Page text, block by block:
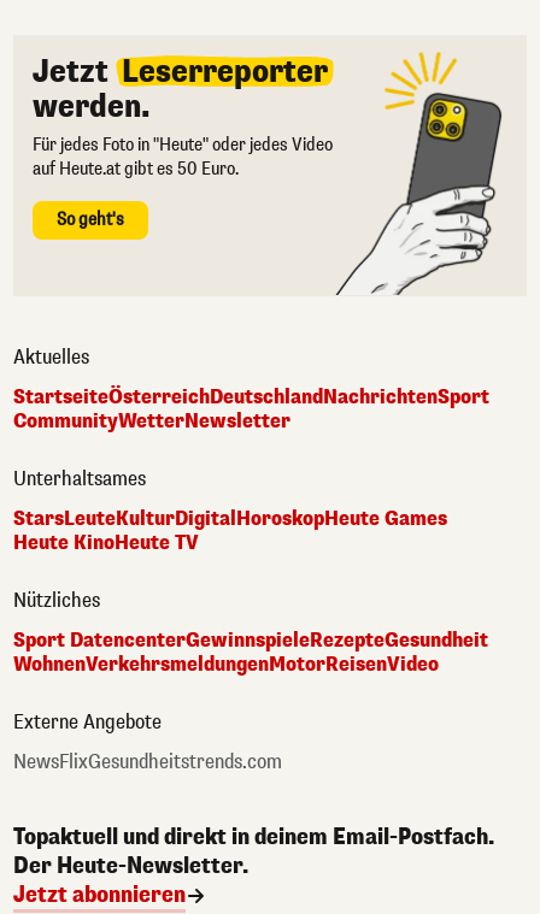
Jetzt Leserreporter
werden.
Für jedes Foto in "Heute" oder jedes Video
auf Heute.at gibt es 50 Euro.
So geht's
Aktuelles
StartseiteÖsterreichDeutschlandNachrichtenSport
CommunityWetterNewsletter
Unterhaltsames
StarsLeuteKulturDigital HoroskopHeute Games
Heute KinoHeute TV
Nützliches
Sport DatencenterGewinnspieleRezepteGesundheit
WohnenVerkehrsmeldungenMotorReisenVideo
Externe Angebote
NewsFlixGesundheitstrends.com
Topaktuell und direkt in deinem Email-Postfach.
Der Heute-Newsletter.
Jetzt abonnieren